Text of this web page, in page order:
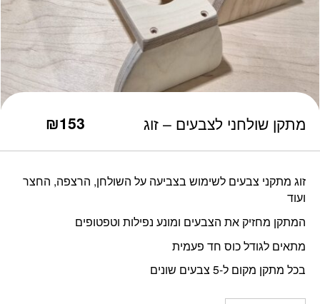
מתקן שולחני לצבעים – זוג ₪153
זוג מתקני צבעים לשימוש בצביעה על השולחן, הרצפה, החצר
ועוד
המתקן מחזיק את הצבעים ומונע נפילות וטפטופים
מתאים לגודל כוס חד פעמית
בכל מתקן מקום ל-5 צבעים שונים
כמות מתקן שולחני לצבעים - זוג